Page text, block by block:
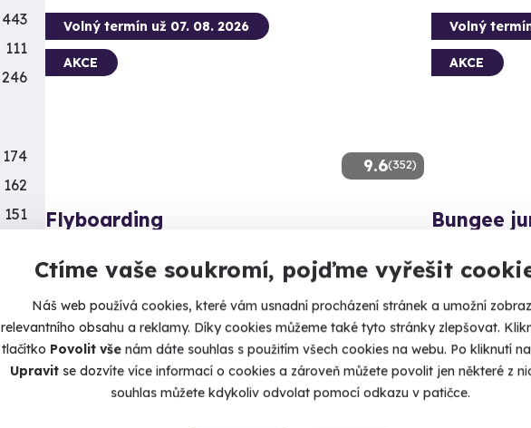
Ctíme vaše soukromí, pojďme vyřešit
Náš web používá cookies, které vám usnadní procházení stránek a umožní
relevantního obsahu a reklamy. Díky cookies můžeme také tyto stránky zlepšovat.
tlačítko Povolit vše nám dáte souhlas s použitím všech cookies na webu. Po kliknutí
Upravitse dozvíte více informací o cookies a zároveň můžete povolit jen některé z
souhlas můžete kdykoliv odvolat pomocí odkazu v patičce.
9.6(352)
Volný termín už 07. 08. 2026
AKCE
Flyboarding
(+ 14 dalších lokalit)
1 590 Kč
Volný
AKCE
Bungee
Udělejte první
(+ 4 další
2 990 Kč
2 399 Kč
443
111
246
174
162
151
453
378
245